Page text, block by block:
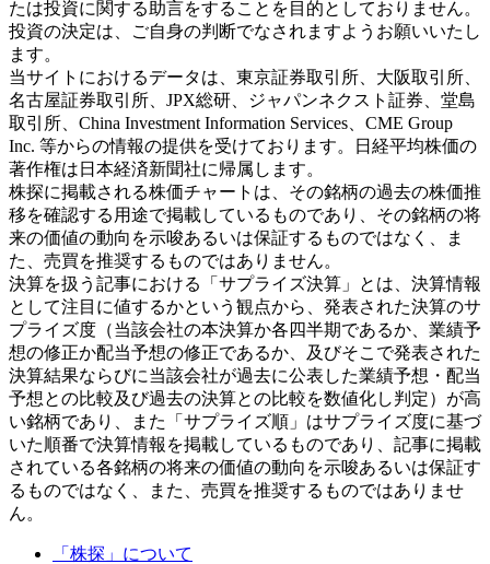
たは投資に関する助言をすることを目的としておりません。
投資の決定は、ご自身の判断でなされますようお願いいたし
ます。
当サイトにおけるデータは、東京証券取引所、大阪取引所、
名古屋証券取引所、JPX総研、ジャパンネクスト証券、堂島
取引所、China Investment Information Services、CME Group
Inc. 等からの情報の提供を受けております。日経平均株価の
著作権は日本経済新聞社に帰属します。
株探に掲載される株価チャートは、その銘柄の過去の株価推
移を確認する用途で掲載しているものであり、その銘柄の将
来の価値の動向を示唆あるいは保証するものではなく、ま
た、売買を推奨するものではありません。
決算を扱う記事における「サプライズ決算」とは、決算情報
として注目に値するかという観点から、発表された決算のサ
プライズ度（当該会社の本決算か各四半期であるか、業績予
想の修正か配当予想の修正であるか、及びそこで発表された
決算結果ならびに当該会社が過去に公表した業績予想・配当
予想との比較及び過去の決算との比較を数値化し判定）が高
い銘柄であり、また「サプライズ順」はサプライズ度に基づ
いた順番で決算情報を掲載しているものであり、記事に掲載
されている各銘柄の将来の価値の動向を示唆あるいは保証す
るものではなく、また、売買を推奨するものではありませ
ん。
「株探」について